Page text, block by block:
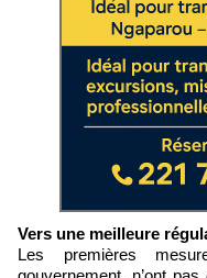
Vers une meilleure
Les premières